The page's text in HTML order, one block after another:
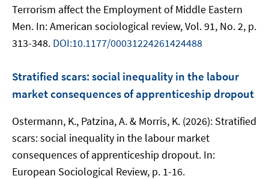
Terrorism affect the Employment of Middle Eastern
Men. In: American sociological review, Vol. 91, No. 2, p.
313-348. DOI:10.1177/00031224261424488
Stratified scars: social inequality in the labour
market consequences of apprenticeship dropout
Ostermann, K., Patzina, A. & Morris, K. (2026): Stratified
scars: social inequality in the labour market
consequences of apprenticeship dropout. In:
European Sociological Review, p. 1-16.